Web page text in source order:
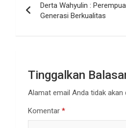
pos
Derta Wahyulin :
Generasi Berkualitas
Tinggalkan
Alamat email Anda tidak akan
Komentar *